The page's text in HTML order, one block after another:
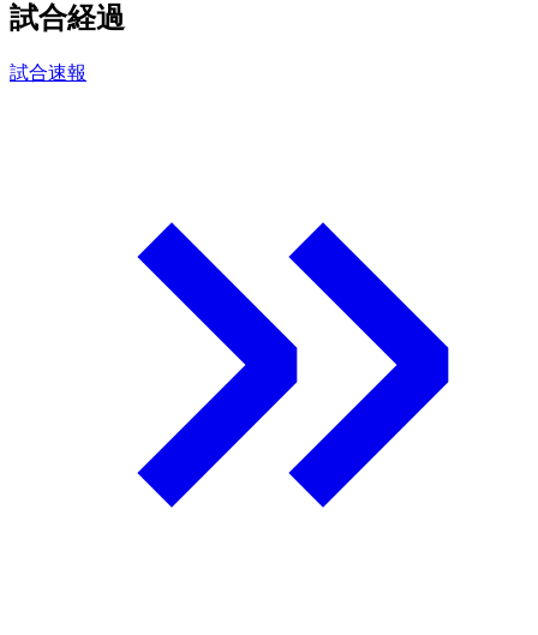
試合経過
試合速報